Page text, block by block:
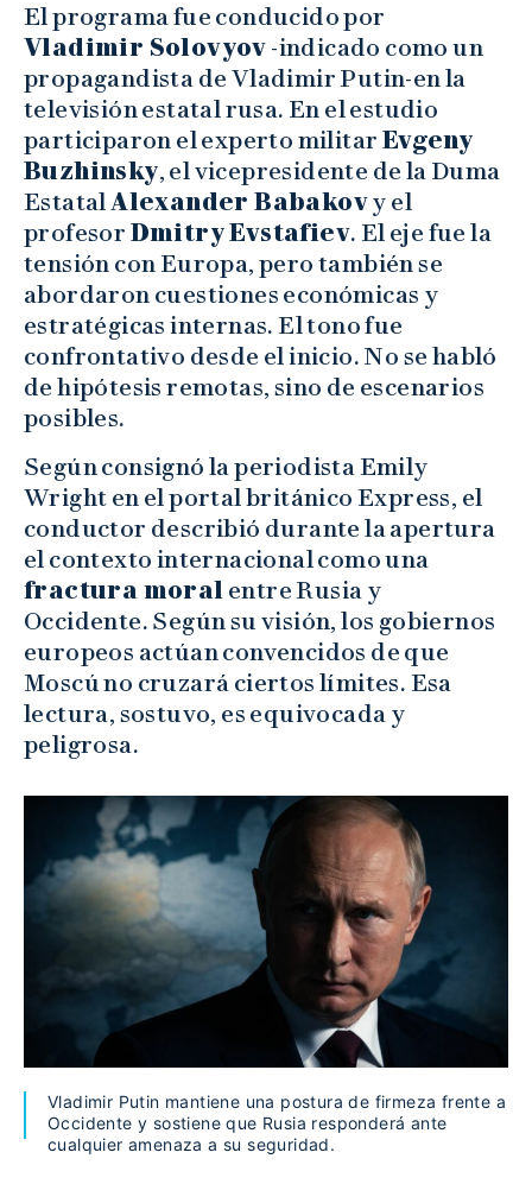
El programa fue conducido por
Vladimir Solovyov -indicado como un
propagandista de Vladimir Putin-en la
televisión estatal rusa. En el estudio
participaron el experto militar Evgeny
Buzhinsky, el vicepresidente de la Duma
EstatalAlexander Babakovy el
profesor Dmitry Evstafiev. El eje fue la
tensión con Europa, pero también se
abordaron cuestiones económicas y
estratégicas internas. El tono fue
confrontativo desde el inicio. No se habló
de hipótesis remotas, sino de escenarios
posibles.
Según consignó la periodista Emily
Wright en el portal británico Express, el
conductor describió durante la apertura
el contexto internacional como una
fractura moral entre Rusia y
Occidente. Según su visión, los gobiernos
europeos actúan convencidos de que
Moscú no cruzará ciertos límites. Esa
lectura, sostuvo, es equivocada y
peligrosa.
Vladimir Putin mantiene una postura de firmeza frente a
Occidente y sostiene que Rusia responderá ante
cualquier amenaza a su seguridad.